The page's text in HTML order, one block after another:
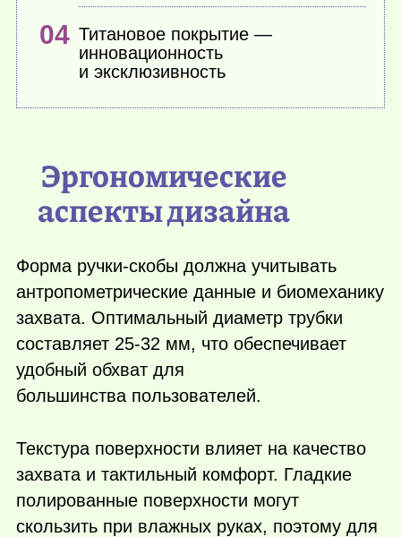
Титановое покрытие —
инновационность
и эксклюзивность
Эргономические
аспекты дизайна
Форма ручки-скобы должна учитывать
антропометрические данные и биомеханику
захвата. Оптимальный диаметр трубки
составляет 25-32 мм, что обеспечивает
удобный обхват для
большинства пользователей.
Текстура поверхности влияет на качество
захвата и тактильный комфорт. Гладкие
полированные поверхности могут
скользить при влажных руках, поэтому для